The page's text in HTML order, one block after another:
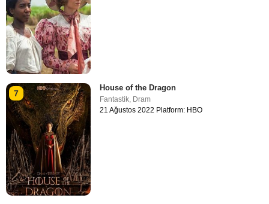
7
House of the Dragon
Fantastik, Dram
21 Ağustos 2022 Platform: HBO